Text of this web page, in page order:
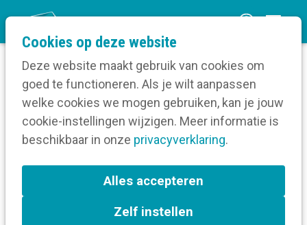
Cookies op deze website
Deze website maakt gebruik van cookies om
goed te functioneren. Als je wilt aanpassen
welke cookies we mogen gebruiken, kan je jouw
cookie-instellingen wijzigen. Meer informatie is
beschikbaar in onze privacyverklaring.
Alles accepteren
Zelf instellen
n
m
Home
Blog
Hoe profileer je je als organisatie op LinkedIn?
Hoe profileer je je als
organisatie op LinkedIn?